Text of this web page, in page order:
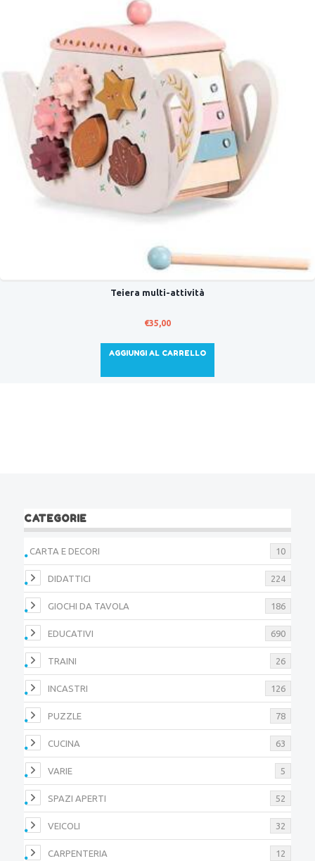
Teiera multi-attività
€35,00
AGGIUNGI AL CARRELLO
CATEGORIE
CARTA E DECORI 10
DIDATTICI 224
GIOCHI DA TAVOLA 186
EDUCATIVI 690
TRAINI 26
INCASTRI 126
PUZZLE 78
CUCINA 63
VARIE 5
SPAZI APERTI 52
VEICOLI 32
CARPENTERIA 12